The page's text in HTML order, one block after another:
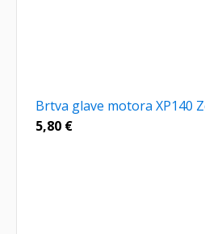
Brtva glave motora XP140
5,80 €